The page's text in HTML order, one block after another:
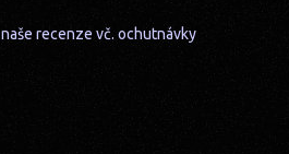
naše recenze vč. ochutnávky